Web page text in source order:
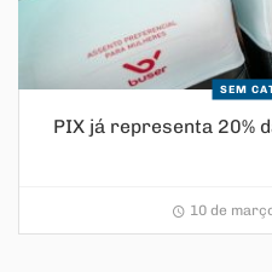
SEM
PIX já representa 20%
10 de